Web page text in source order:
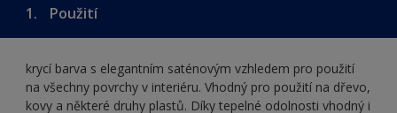
1. Použití
krycí barva s elegantním saténovým vzhledem pro použití
na všechny povrchy v interiéru. Vhodný pro použití na dřevo,
kovy a některé druhy plastů. Díky tepelné odolnosti vhodný i